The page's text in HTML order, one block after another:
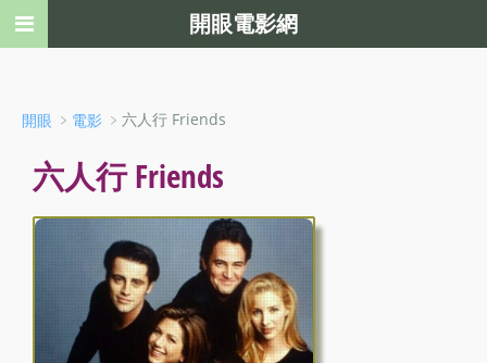
開眼 ﹥ 電影 ﹥六人行 Friends
六人行 Friends
開眼電影網